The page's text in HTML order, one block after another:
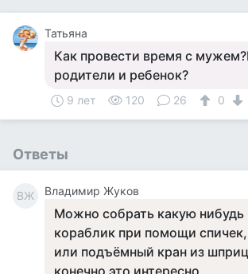
Татьяна
Как провести время с
родители и ребенок?
9 лет 120 26 0
Ответы
ВЖ Владимир Жуков
Можно собрать какую нибудь
кораблик при помощи
или подъёмный кран из
конечно это интересно